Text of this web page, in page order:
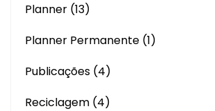
Planner (13)
Planner Permanente (1)
Publicações (4)
Reciclagem (4)